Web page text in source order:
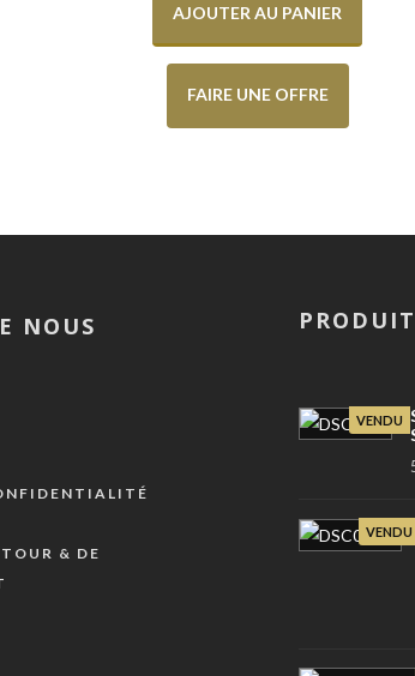
AJOUTER AU PANIER
FAIRE UNE OFFRE
NOUS
& DE
VENDU
VENDU